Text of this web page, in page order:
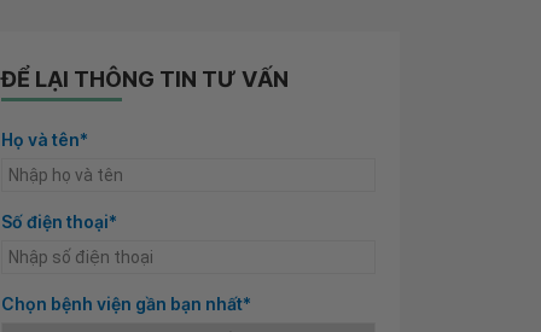
ĐỂ LẠI THÔNG TIN TƯ VẤN
Họ và tên*
Số điện thoại*
Chọn bệnh viện gần bạn nhất*